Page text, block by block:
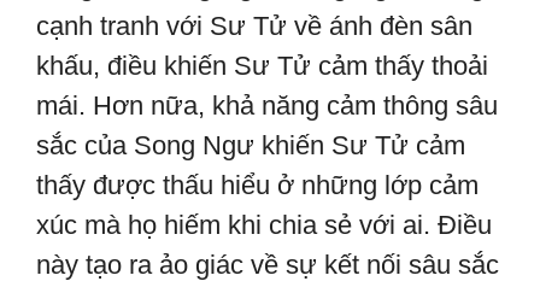
cạnh tranh với Sư Tử về ánh đèn sân
khấu, điều khiến Sư Tử cảm thấy thoải
mái. Hơn nữa, khả năng cảm thông sâu
sắc của Song Ngư khiến Sư Tử cảm
thấy được thấu hiểu ở những lớp cảm
xúc mà họ hiếm khi chia sẻ với ai. Điều
này tạo ra ảo giác về sự kết nối sâu sắc